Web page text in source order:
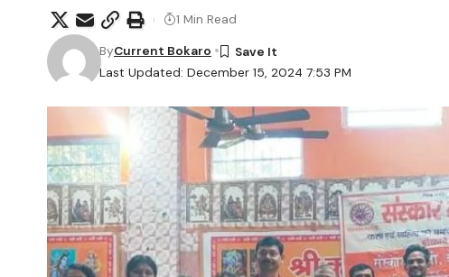
Last Updated: December 15, 2024 7:53 PM
ByCurrent Bokaro
1 Min Read